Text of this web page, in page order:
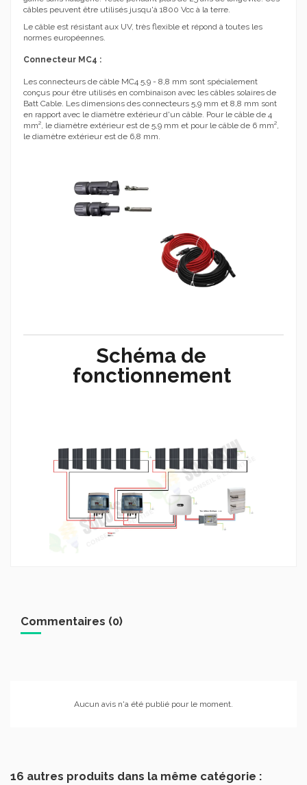
câbles peuvent être utilisés jusqu'à 1800 Vcc à la terre.
Le câble est résistant aux UV, très flexible et répond à toutes les
normes européennes.
Connecteur MC4 :
Les connecteurs de câble MC4 5,9 - 8,8 mm sont spécialement
conçus pour être utilisés en combinaison avec les câbles solaires de
Batt Cable. Les dimensions des connecteurs 5,9 mm et 8,8 mm sont
en rapport avec le diamètre extérieur d'un câble. Pour le câble de 4
mm², le diamètre extérieur est de 5,9 mm et pour le câble de 6 mm²,
le diamètre extérieur est de 6,8 mm.
Schéma de
fonctionnement
Commentaires (0)
Aucun avis n'a été publié pour le moment.
16 autres produits dans la même catégorie :